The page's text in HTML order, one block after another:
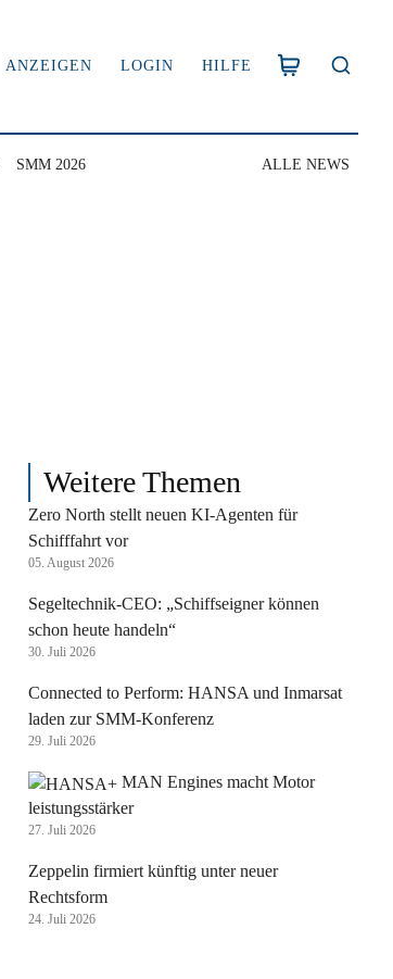
ANZEIGEN LOGIN HILFE
SMM 2026 ALLE NEWS
Weitere Themen
Zero North stellt neuen KI-Agenten für
Schifffahrt vor
05. August 2026
Segeltechnik-CEO: „Schiffseigner können
schon heute handeln“
30. Juli 2026
Connected to Perform: HANSA und Inmarsat
laden zur SMM-Konferenz
29. Juli 2026
MAN Engines macht Motor
leistungsstärker
27. Juli 2026
Zeppelin firmiert künftig unter neuer
Rechtsform
24. Juli 2026